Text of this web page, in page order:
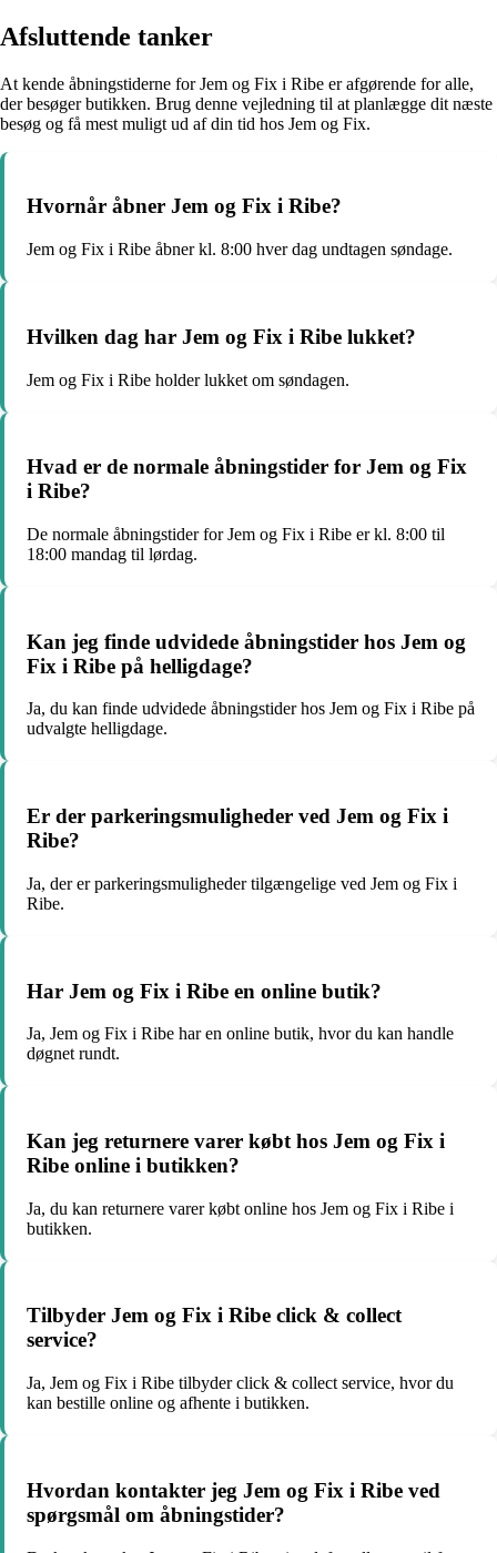
Afsluttende tanker
At kende åbningstiderne for Jem og Fix i Ribe er afgørende for alle,
der besøger butikken. Brug denne vejledning til at planlægge dit næste
besøg og få mest muligt ud af din tid hos Jem og Fix.
Hvornår åbner Jem og Fix i Ribe?
Jem og Fix i Ribe åbner kl. 8:00 hver dag undtagen søndage.
Hvilken dag har Jem og Fix i Ribe lukket?
Jem og Fix i Ribe holder lukket om søndagen.
Hvad er de normale åbningstider for Jem og Fix
i Ribe?
De normale åbningstider for Jem og Fix i Ribe er kl. 8:00 til
18:00 mandag til lørdag.
Kan jeg finde udvidede åbningstider hos Jem og
Fix i Ribe på helligdage?
Ja, du kan finde udvidede åbningstider hos Jem og Fix i Ribe på
udvalgte helligdage.
Er der parkeringsmuligheder ved Jem og Fix i
Ribe?
Ja, der er parkeringsmuligheder tilgængelige ved Jem og Fix i
Ribe.
Har Jem og Fix i Ribe en online butik?
Ja, Jem og Fix i Ribe har en online butik, hvor du kan handle
døgnet rundt.
Kan jeg returnere varer købt hos Jem og Fix i
Ribe online i butikken?
Ja, du kan returnere varer købt online hos Jem og Fix i Ribe i
butikken.
Tilbyder Jem og Fix i Ribe click & collect
service?
Ja, Jem og Fix i Ribe tilbyder click & collect service, hvor du
kan bestille online og afhente i butikken.
Hvordan kontakter jeg Jem og Fix i Ribe ved
spørgsmål om åbningstider?